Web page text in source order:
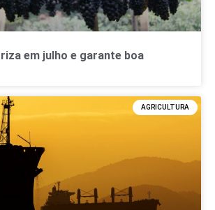
em julho e garante boa
AGRICULTURA